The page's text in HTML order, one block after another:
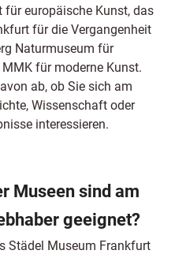
europäische Kunst, das
für die Vergangenheit
Naturmuseum für
für moderne Kunst.
ab, ob Sie sich am
Wissenschaft oder
interessieren.
Museen sind am
geeignet?
Städel Museum Frankfurt